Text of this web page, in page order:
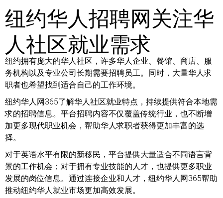
纽约华人招聘网关注华
人社区就业需求
纽约拥有庞大的华人社区，许多华人企业、餐馆、商店、服
务机构以及专业公司长期需要招聘员工。同时，大量华人求
职者也希望找到适合自己的工作环境。
纽约华人网365了解华人社区就业特点，持续提供符合本地需
求的招聘信息。平台招聘内容不仅覆盖传统行业，也不断增
加更多现代职业机会，帮助华人求职者获得更加丰富的选
择。
对于英语水平有限的新移民，平台提供大量适合不同语言背
景的工作机会；对于拥有专业技能的人才，也提供更多职业
发展的岗位信息。通过连接企业和人才，纽约华人网365帮助
推动纽约华人就业市场更加高效发展。